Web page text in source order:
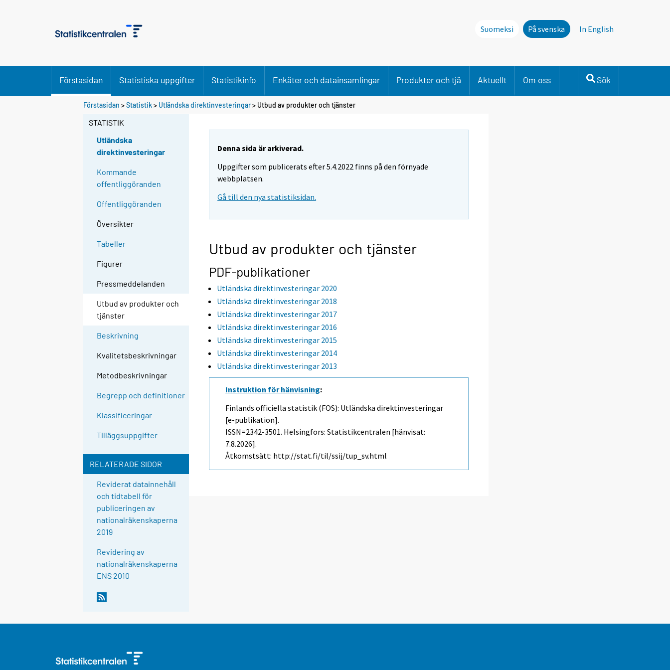
Suomeksi På svenska In English
Förstasidan Statistiska uppgifter Statistikinfo Enkäter och datainsamlingar Produkter och tjä Aktuellt Om oss Sök
Förstasidan >Statistik> Utländska direktinvesteringar> Utbud av produkter och tjänster
STATISTIK
Utländska
direktinvesteringar
Kommande
offentliggöranden
Offentliggöranden
Översikter
Tabeller
Figurer
Pressmeddelanden
Utbud av produkter och
tjänster
Beskrivning
Kvalitetsbeskrivningar
Metodbeskrivningar
Begrepp och definitioner
Klassificeringar
Tilläggsuppgifter
RELATERADE SIDOR
Reviderat datainnehåll
och tidtabell för
publiceringen av
nationalräkenskaperna
2019
Revidering av
nationalräkenskaperna
ENS 2010
Denna sida är arkiverad.
Uppgifter som publicerats efter 5.4.2022 finns på den förnyade
webbplatsen.
Gå till den nya statistiksidan.
Utbud av produkter och tjänster
PDF-publikationer
Utländska direktinvesteringar 2020
Utländska direktinvesteringar 2018
Utländska direktinvesteringar 2017
Utländska direktinvesteringar 2016
Utländska direktinvesteringar 2015
Utländska direktinvesteringar 2014
Utländska direktinvesteringar 2013
Instruktion för hänvisning:
Finlands officiella statistik (FOS): Utländska direktinvesteringar
[e-publikation].
ISSN=2342-3501. Helsingfors: Statistikcentralen [hänvisat:
7.8.2026].
Åtkomstsätt: http://stat.fi/til/ssij/tup_sv.html